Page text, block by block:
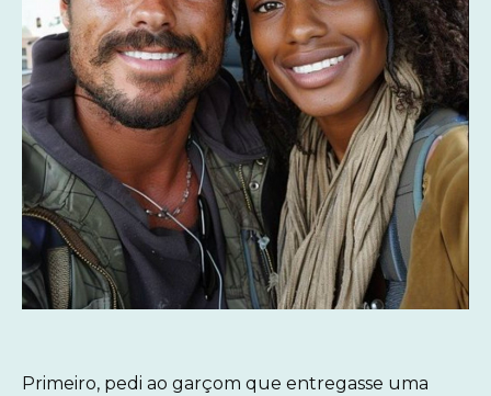
Primeiro, pedi ao garçom que entregasse uma